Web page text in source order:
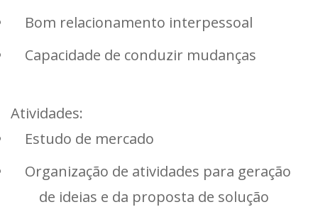
Bom relacionamento interpessoal
Capacidade de conduzir mudanças
Atividades:
Estudo de mercado
Organização de atividades para geração
de ideias e da proposta de solução